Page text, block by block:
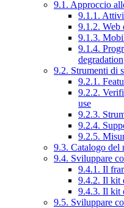
9.1. Approccio
9.1.1.
9.1.2. Web
9.1.3.
9.1.4.
degradation
9.2. Strumenti di
9.2.1.
9.2.2.
use
9.2.3.
9.2.4.
9.2.5.
9.3. Catalogo del
9.4. Sviluppare
9.4.1. Il
9.4.2. Il kit
9.4.3. Il kit
9.5. Sviluppare